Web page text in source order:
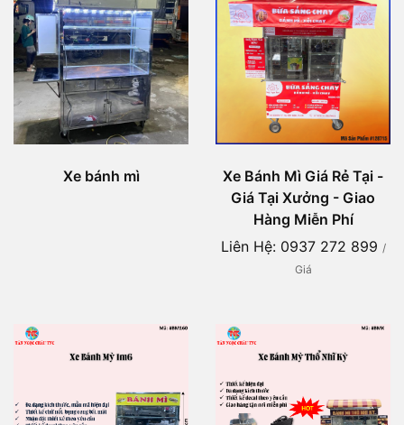
Xe bánh mì
Xe Bánh Mì Giá Rẻ Tại -
Giá Tại Xưởng - Giao
Hàng Miễn Phí
Liên Hệ: 0937 272 899 /
Giá